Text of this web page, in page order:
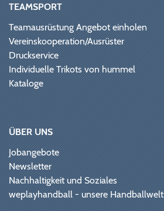
TEAMSPORT
Teamausrüstung Angebot einholen
Vereinskooperation/Ausrüster
Druckservice
Individuelle Trikots von hummel
Kataloge
ÜBER UNS
Jobangebote
Newsletter
Nachhaltigkeit und Soziales
weplayhandball - unsere Handballwelt